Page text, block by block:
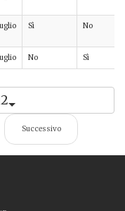
Sì No
No Sì
Successivo